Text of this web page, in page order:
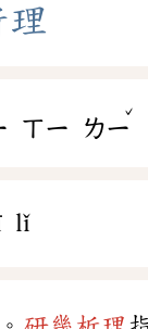
理
ㄒㄧ ㄌㄧ
ˇ
lǐ